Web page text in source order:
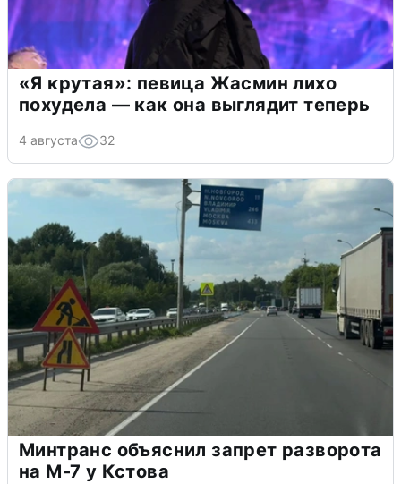
«Я крутая»: певица Жасмин лихо
похудела — как она выглядит теперь
4 августа 32
Минтранс объяснил запрет разворота
на М-7 у Кстова